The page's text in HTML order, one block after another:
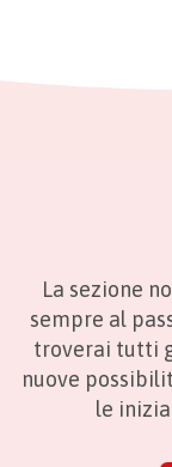
La sezione
sempre al
troverai tutti
nuove
le